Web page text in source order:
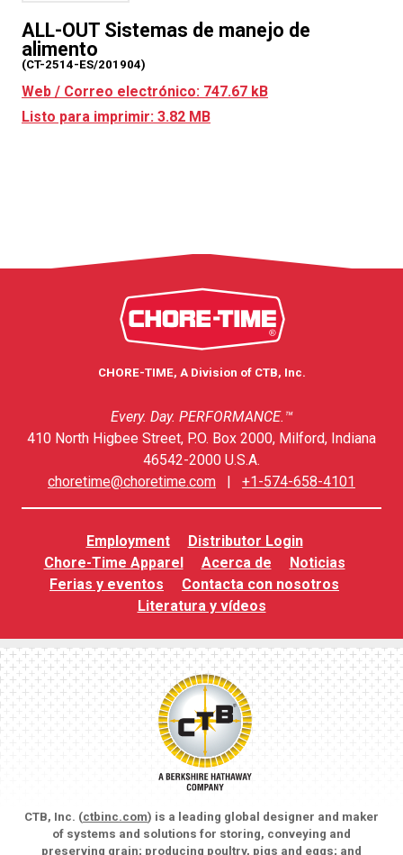
ALL-OUT Sistemas de manejo de
alimento
(CT-2514-ES/201904)
Web / Correo electrónico: 747.67 kB
Listo para imprimir: 3.82 MB
CHORE-TIME, A Division of CTB, Inc.
Every. Day. PERFORMANCE.™
410 North Higbee Street, P.O. Box 2000, Milford, Indiana
46542-2000 U.S.A.
choretime@choretime.com | +1-574-658-4101
Employment
Distributor Login
Chore-Time Apparel
Acerca de
Noticias
Ferias y eventos
Contacta con nosotros
Literatura y vídeos
CTB, Inc. (ctbinc.com) is a leading global designer and maker
of systems and solutions for storing, conveying and
preserving grain; producing poultry, pigs and eggs; and